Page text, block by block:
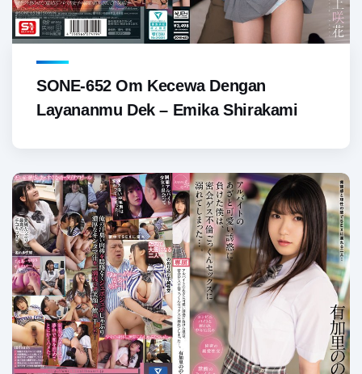
SONE-652 Om Kecewa Dengan
Layananmu Dek – Emika Shirakami